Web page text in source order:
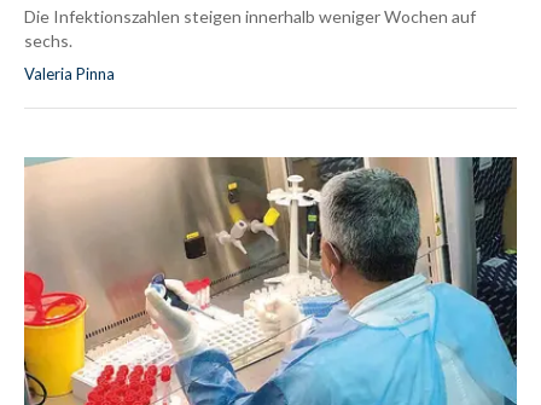
Die Infektionszahlen steigen innerhalb weniger Wochen auf
sechs.
Valeria Pinna